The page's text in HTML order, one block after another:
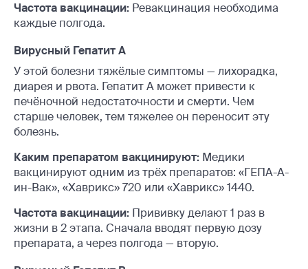
Частота вакцинации: Ревакцинация необходима
каждые полгода.
Вирусный Гепатит А
У этой болезни тяжёлые симптомы — лихорадка,
диарея и рвота. Гепатит А может привести к
печёночной недостаточности и смерти. Чем
старше человек, тем тяжелее он переносит эту
болезнь.
Каким препаратом вакцинируют: Медики
вакцинируют одним из трёх препаратов: «ГЕПА-А-
ин-Вак», «Хаврикс» 720 или «Хаврикс» 1440.
Частота вакцинации: Прививку делают 1 раз в
жизни в 2 этапа. Сначала вводят первую дозу
препарата, а через полгода — вторую.